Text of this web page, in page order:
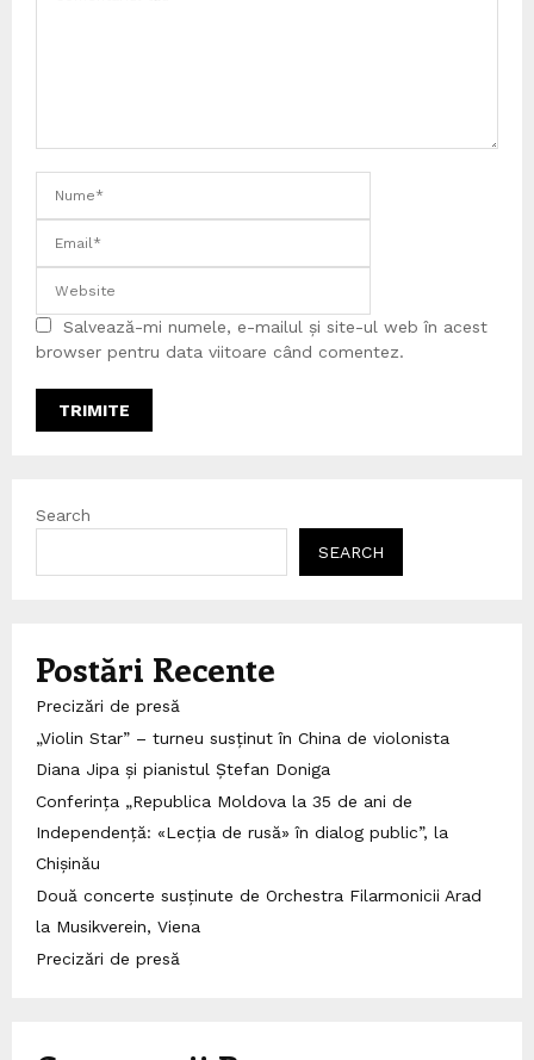
Salvează-mi numele, e-mailul și site-ul web în acest
browser pentru data viitoare când comentez.
Search
SEARCH
Postări Recente
Precizări de presă
„Violin Star” – turneu susținut în China de violonista
Diana Jipa și pianistul Ștefan Doniga
Conferința „Republica Moldova la 35 de ani de
Independență: «Lecția de rusă» în dialog public”, la
Chișinău
Două concerte susținute de Orchestra Filarmonicii Arad
la Musikverein, Viena
Precizări de presă